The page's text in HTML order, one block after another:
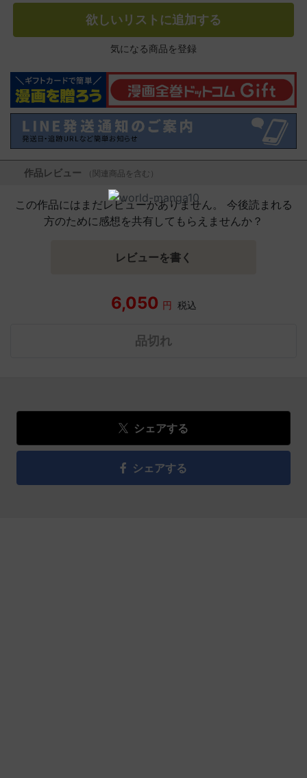
欲しいリストに追加する
気になる商品を登録
作品レビュー （関連商品を含む）
この作品にはまだレビューがありません。 今後読まれる
方のために感想を共有してもらえませんか？
レビューを書く
6,050 円 税込
品切れ
シェアする
シェアする